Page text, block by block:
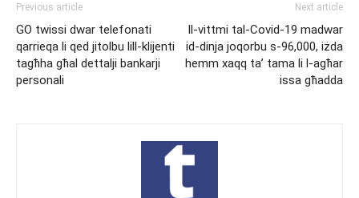
Previous article
GO twissi dwar telefonati
qarrieqa li qed jitolbu lill-klijenti
tagħha għal dettalji bankarji
personali
Next article
Il-vittmi tal-Covid-19 madwar
id-dinja joqorbu s-96,000, iżda
hemm xaqq ta’ tama li l-agħar
issa għadda